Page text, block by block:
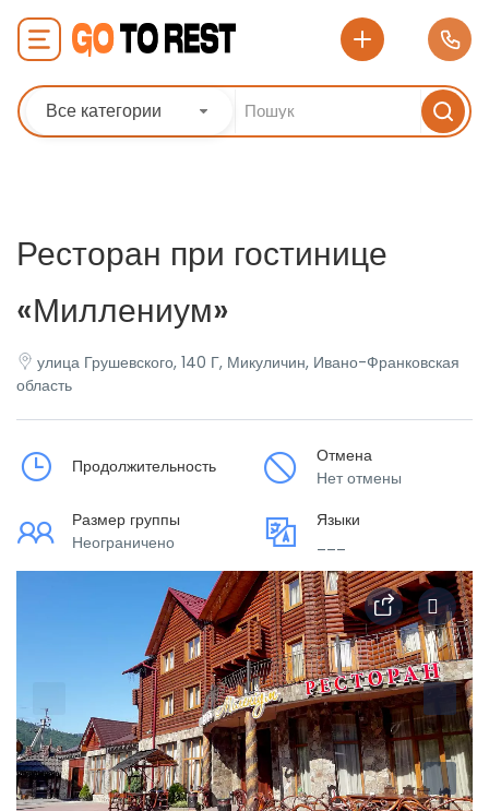
Все категории
Ресторан при гостинице
«Миллениум»
улица Грушевского, 140 Г, Микуличин, Ивано-Франковская
область
Продолжительность
Отмена
Нет отмены
Размер группы
Неограничено
Языки